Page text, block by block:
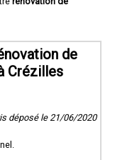
de
Crézilles
déposé le 21/06/2020